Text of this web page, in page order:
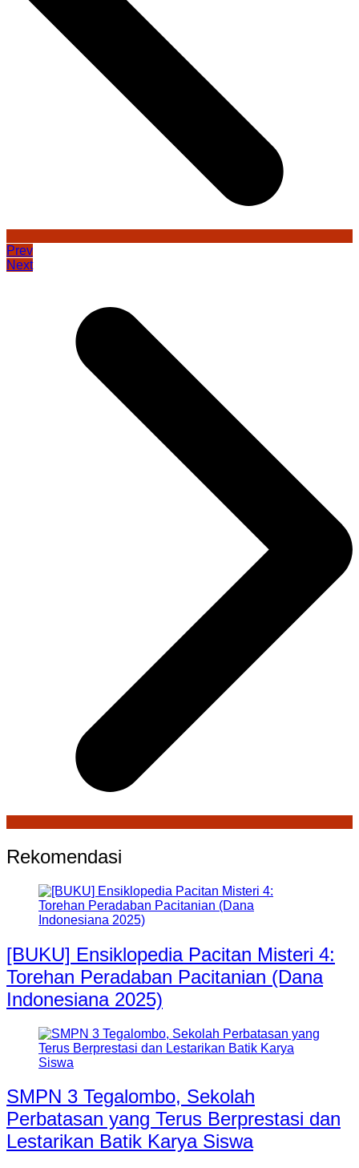
Prev
Next
Rekomendasi
[BUKU] Ensiklopedia Pacitan Misteri 4:
Torehan Peradaban Pacitanian (Dana
Indonesiana 2025)
SMPN 3 Tegalombo, Sekolah
Perbatasan yang Terus Berprestasi dan
Lestarikan Batik Karya Siswa